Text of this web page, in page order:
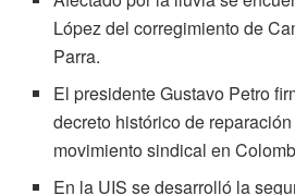
López del corregimiento de
Parra.
El presidente Gustavo Petro
decreto histórico de
movimiento sindical en
En la UIS se desarrolló la